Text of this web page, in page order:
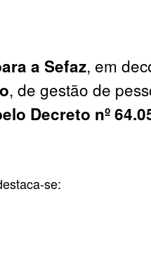
a Sefaz, em
, de gestão de
Decreto nº
se: